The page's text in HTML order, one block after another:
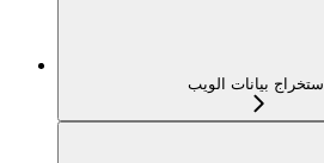
استخراج بيانات الويب